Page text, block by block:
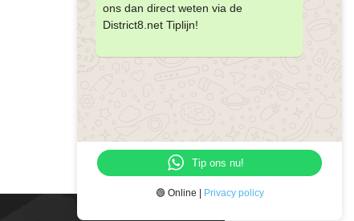
ons dan direct weten via de
District8.net Tiplijn!
Tip ons nu!
🟢 Online | Privacy policy